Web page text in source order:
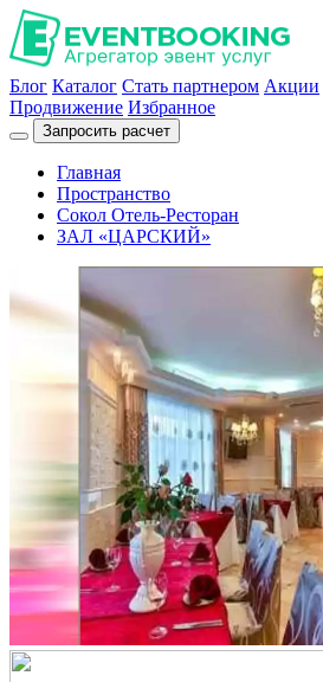
Блог Каталог Стать партнером Акции
Продвижение Избранное
Запросить расчет
Главная
Пространство
Сокол Отель-Ресторан
ЗАЛ «ЦАРСКИЙ»